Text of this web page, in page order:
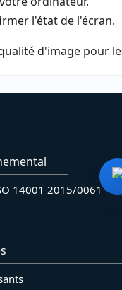
l'état de l'écran.
d'image pour
14001 2015/0061